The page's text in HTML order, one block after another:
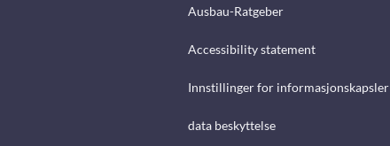
Ausbau-Ratgeber
Accessibility statement
Innstillinger for informasjonskapsler
data beskyttelse